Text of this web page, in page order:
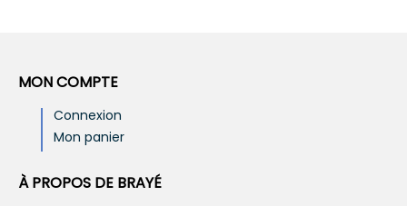
MON COMPTE
Connexion
Mon panier
À PROPOS DE BRAYÉ